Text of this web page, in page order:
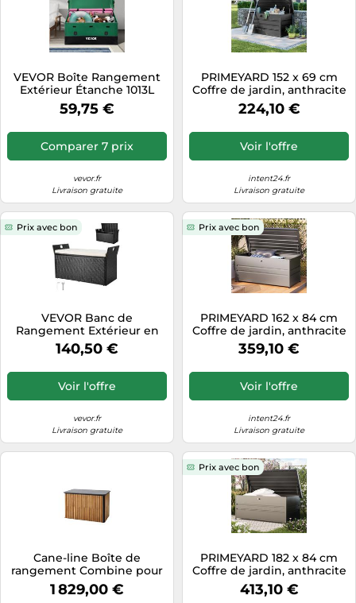
VEVOR Boîte Rangement
Extérieur Étanche 1013L
Bâche PE Imperméable
147x86x108cm
59,75 €
Comparer 7 prix
vevor.fr
Livraison gratuite
PRIMEYARD 152 x 69 cm
Coffre de jardin, anthracite
- (GFPV01021)
224,10 €
Voir l'offre
intent24.fr
Livraison gratuite
Prix avec bon
VEVOR Banc de
Rangement Extérieur en
Rotin Synthétique Coffre
de Jardin 340 L Banc de
Terrasse avec Coussin,
Capacité Charge 362,9 kg,
Poignée Latérale, Siège
Jardin, Balcon
140,50 €
Voir l'offre
vevor.fr
Livraison gratuite
Prix avec bon
PRIMEYARD 162 x 84 cm
Coffre de jardin, anthracite
- (GFPV00769)
359,10 €
Voir l'offre
intent24.fr
Livraison gratuite
Cane-line Boîte de
rangement Combine pour
coussins Teck. Lava grey.
petit
1 829,00 €
Prix avec bon
PRIMEYARD 182 x 84 cm
Coffre de jardin, anthracite
- (GFPV00770)
413,10 €